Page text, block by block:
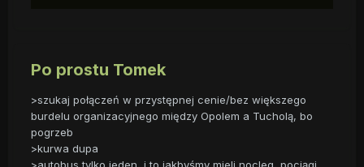
Po prostu Tomek
>szukaj połączeń w przystępnej cenie/bez większego
burdelu organizacyjnego między Opolem a Tucholą, bo
pogrzeb
>kurwa dupa